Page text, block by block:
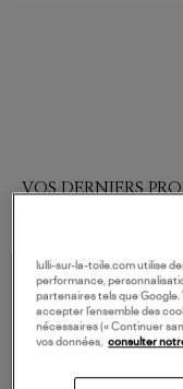
VOS DERNIERS
lulli-sur-la-toile.com utilise
performance,
partenaires tels que Google.
accepter l’ensemble des
nécessaires (« Continuer
vos données,
consulter